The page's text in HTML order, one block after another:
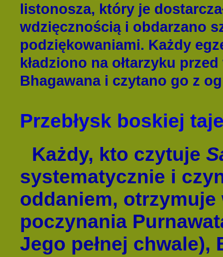
listonosza, który je
wdzięcznością i obdarzano
podziękowaniami. Każdy
kładziono na ołtarzyku
Bhagawana i czytano go z
Przebłysk boskiej
Każdy, kto czytuje
systematycznie i
oddaniem,
poczynania
Jego pełnej chwale),